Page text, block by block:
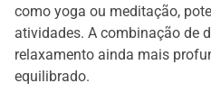
como yoga ou meditação,
atividades. A combinação de
relaxamento ainda mais
equilibrado.